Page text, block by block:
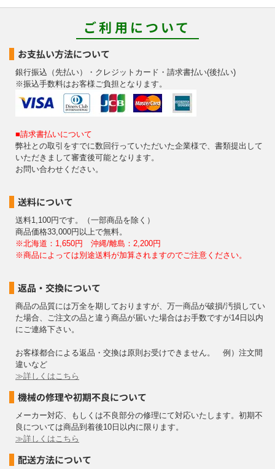
ご利用について
お支払い方法について
銀行振込（先払い）・クレジットカード・請求書払い(後払い)
※振込手数料はお客様ご負担となります。
■請求書払いについて
弊社との取引をすでに数回行っていただいた企業様で、書類提出して
いただきまして審査後可能となります。
お問い合わせください。
送料について
送料1,100円です。（一部商品を除く）
商品価格33,000円以上で無料。
※北海道：1,650円 沖縄/離島：2,200円
※商品によっては別途送料が加算されますのでご注意ください。
返品・交換について
商品の品質には万全を期しておりますが、万一商品が破損/汚損してい
た場合、ご注文の品と違う商品が届いた場合はお手数ですが14日以内
にご連絡下さい。
お客様都合による返品・交換は原則お受けできません。 例）注文間
違いなど
≫詳しくはこちら
機械の修理や初期不良について
メーカー対応、もしくは不良部分の修理にて対応いたします。初期不
良については商品到着後10日以内に限ります。
≫詳しくはこちら
配送方法について